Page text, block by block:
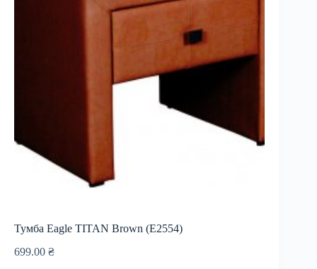
Тумба Eagle TITAN Brown (E2554)
699.00 ₴